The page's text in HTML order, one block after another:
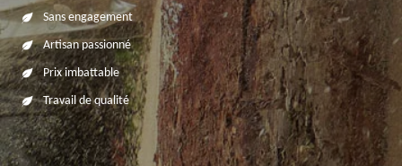
Sans engagement
Artisan passionné
Prix imbattable
Travail de qualité